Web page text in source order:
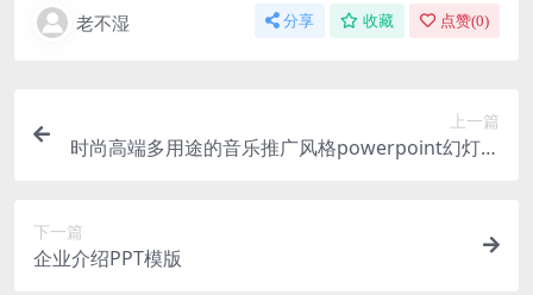
老不湿 分享 收藏 点赞(0)
上一篇
时尚高端多用途的音乐推广风格powerpoint幻灯片
下一篇
企业介绍PPT模版